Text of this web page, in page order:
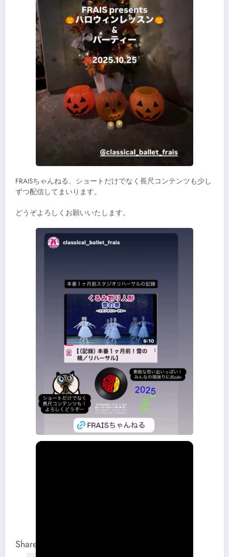
FRAISちゃんねる、ショートだけでなく長尺コンテンツも少し
ずつ配信してまいります。
どうぞよろしくお願いいたします。
Share this content: